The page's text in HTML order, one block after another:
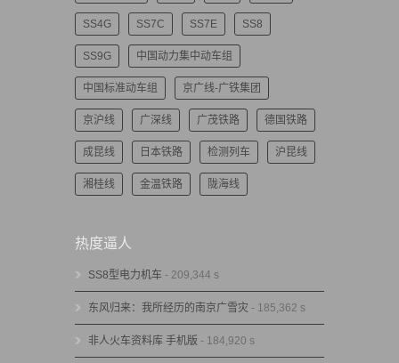
SS4G SS7C SS7E SS8
SS9G 中国动力集中动车组
中国标准动车组 京广线-广铁集团
京沪线 广深线 广茂铁路 德国铁路
成昆线 日本铁路 检测列车 沪昆线
湘桂线 金温铁路 陇海线
热度逼人
SS8型电力机车 - 209,344 s
东风归来：我所经历的南京广雪灾 - 185,362 s
非人火车资料库 手机版 - 184,920 s